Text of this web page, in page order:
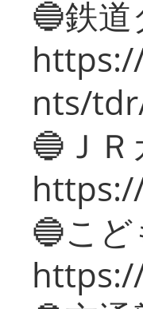
🔵鉄
nts/
🔵ＪＲ
🔵こ